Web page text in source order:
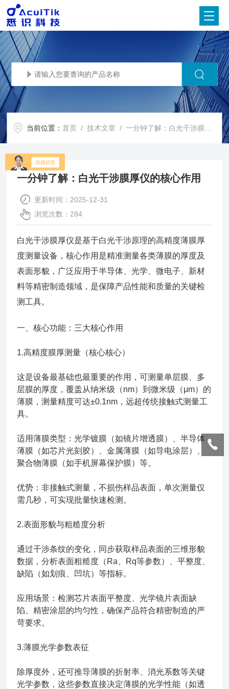
当前位置：首页 /技术文章 / 一分钟了解：白光干涉膜厚仪的核心作用
一分钟了解：白光干涉膜厚仪的核心作用
更新时间：2025-12-31
浏览次数：284
白光干涉膜厚仪是基于白光干涉原理的高精度薄膜厚
度测量设备，核心作用是精准测量各类薄膜的厚度及
表面形貌，广泛应用于半导体、光学、微电子、新材
料等精密制造领域，是保障产品性能和质量的关键检
测工具。
一、核心功能：三大核心作用
1.高精度膜厚测量（核心核心）
这是设备最基础也最重要的作用，可测量单层膜、多
层膜的厚度，覆盖从纳米级（nm）到微米级（μm）的
薄膜，测量精度可达±0.1nm，远超传统接触式测量工
具。
适用薄膜类型：光学镀膜（如镜片增透膜）、半导体
薄膜（如芯片光刻胶）、金属薄膜（如导电涂层）、
聚合物薄膜（如手机屏幕保护膜）等。
优势：非接触式测量，不损伤样品表面，单次测量仅
需几秒，可实现批量快速检测。
2.表面形貌与粗糙度分析
通过干涉条纹的变化，同步获取样品表面的三维形貌
数据，分析表面粗糙度（Ra、Rq等参数）、平整度、
缺陷（如划痕、凹坑）等指标。
应用场景：检测芯片表面平整度、光学镜片表面缺
陷、精密涂层的均匀性，确保产品符合精密制造的严
苛要求。
3.薄膜光学参数表征
除厚度外，还可推导薄膜的折射率、消光系数等关键
光学参数，这些参数直接决定薄膜的光学性能（如透